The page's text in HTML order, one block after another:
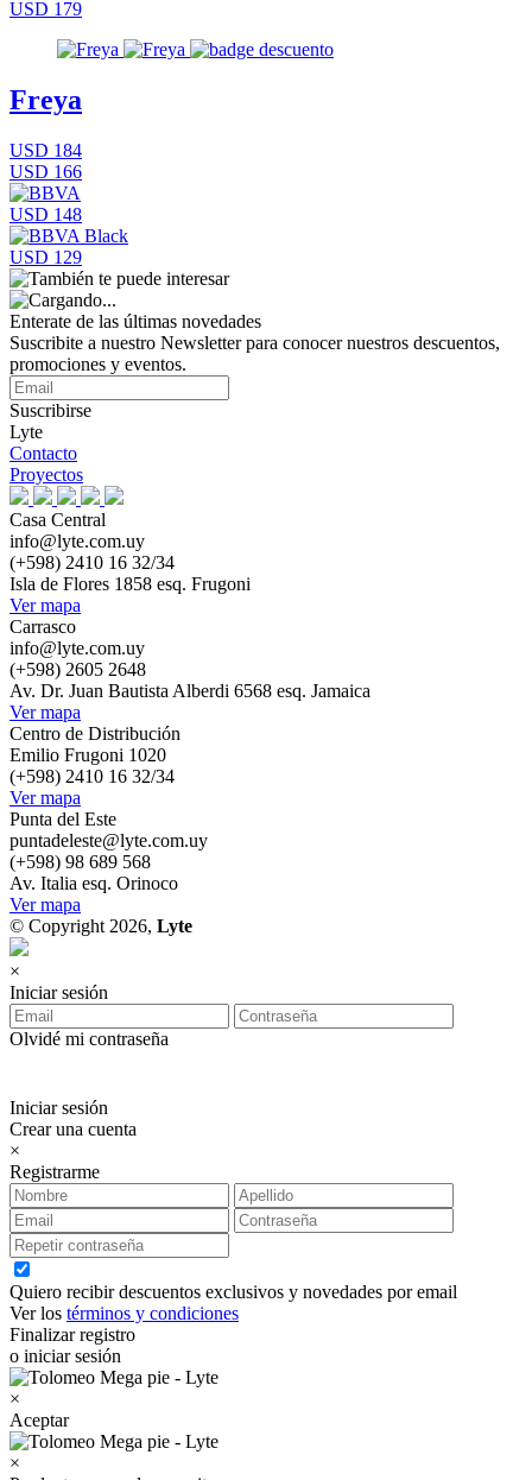
USD 179
Freya
USD 184
USD 166
USD 148
USD 129
Enterate de las últimas novedades
Suscribite a nuestro Newsletter para conocer nuestros descuentos,
promociones y eventos.
Suscribirse
Lyte
Contacto
Proyectos
Casa Central
info@lyte.com.uy
(+598) 2410 16 32/34
Isla de Flores 1858 esq. Frugoni
Ver mapa
Carrasco
info@lyte.com.uy
(+598) 2605 2648
Av. Dr. Juan Bautista Alberdi 6568 esq. Jamaica
Ver mapa
Centro de Distribución
Emilio Frugoni 1020
(+598) 2410 16 32/34
Ver mapa
Punta del Este
puntadeleste@lyte.com.uy
(+598) 98 689 568
Av. Italia esq. Orinoco
Ver mapa
© Copyright 2026, Lyte
×
Iniciar sesión
Olvidé mi contraseña
Iniciar sesión
Crear una cuenta
×
Registrarme
Quiero recibir descuentos exclusivos y novedades por email
Ver los términos y condiciones
Finalizar registro
o iniciar sesión
×
Aceptar
×